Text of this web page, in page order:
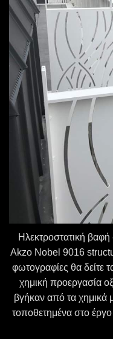
Ηλεκτροστατική
Akzo Nobel 9016
φωτογραφίες θα δείτε
χημική προεργασία
βγήκαν από τα χημικά
τοποθετημένα στο